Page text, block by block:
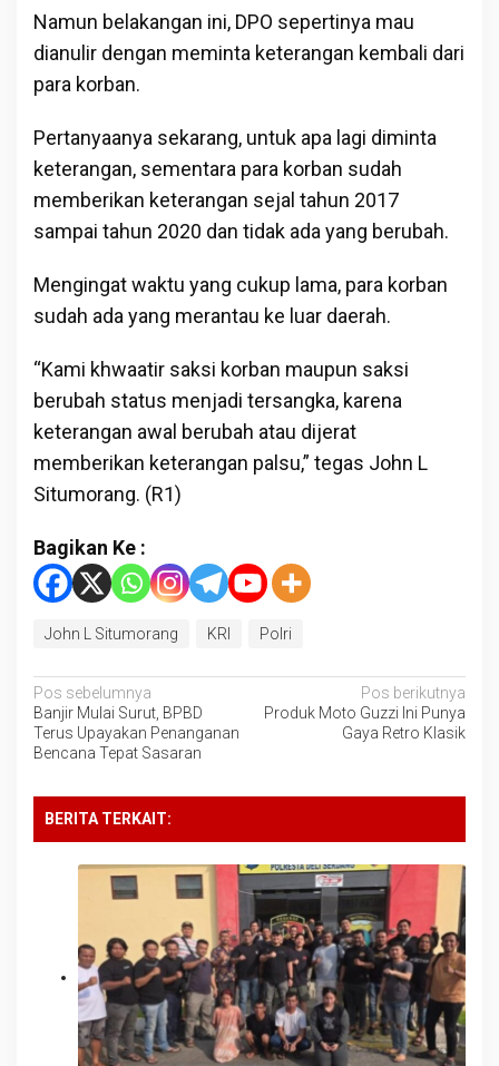
Namun belakangan ini, DPO sepertinya mau
dianulir dengan meminta keterangan kembali dari
para korban.
Pertanyaanya sekarang, untuk apa lagi diminta
keterangan, sementara para korban sudah
memberikan keterangan sejal tahun 2017
sampai tahun 2020 dan tidak ada yang berubah.
Mengingat waktu yang cukup lama, para korban
sudah ada yang merantau ke luar daerah.
“Kami khwaatir saksi korban maupun saksi
berubah status menjadi tersangka, karena
keterangan awal berubah atau dijerat
memberikan keterangan palsu,” tegas John L
Situmorang. (R1)
Bagikan Ke :
John L Situmorang KRI Polri
Navigasi
pos
Pos sebelumnya
Banjir Mulai Surut, BPBD
Terus Upayakan Penanganan
Bencana Tepat Sasaran
Pos berikutnya
Produk Moto Guzzi Ini Punya
Gaya Retro Klasik
BERITA TERKAIT: